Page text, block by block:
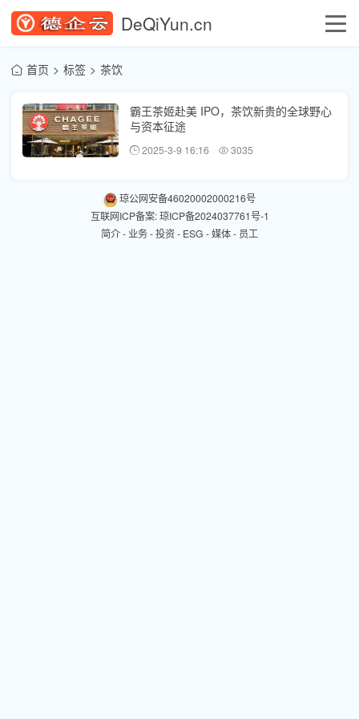
DeQiYun.cn
首页 标签 茶饮
霸王茶姬赴美 IPO，茶饮新贵的全球野心
与资本征途
2025-3-9 16:16 3035
琼公网安备46020002000216号
互联网ICP备案: 琼ICP备2024037761号-1
简介-业务-投资- ESG -媒体- 员工